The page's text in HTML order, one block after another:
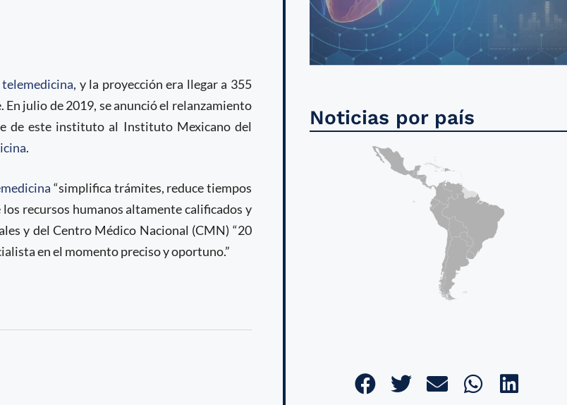
telemedicina, y la proyección era llegar a 355
En julio de 2019, se anunció el relanzamiento
de este instituto al Instituto Mexicano del
.
“simplifica trámites, reduce tiempos
recursos humanos altamente calificados y
y del Centro Médico Nacional (CMN) “20
en el momento preciso y oportuno.”
Noticias por país